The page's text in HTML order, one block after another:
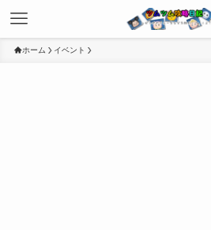
ホーム イベント